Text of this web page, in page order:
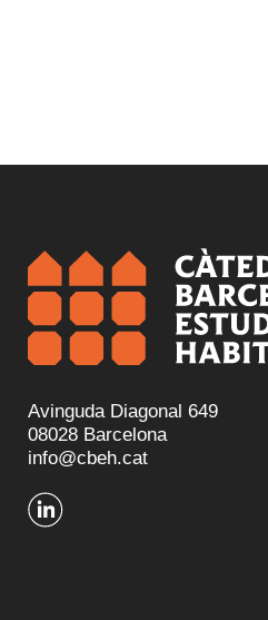
Avinguda Diagonal 649
08028 Barcelona
info@cbeh.cat